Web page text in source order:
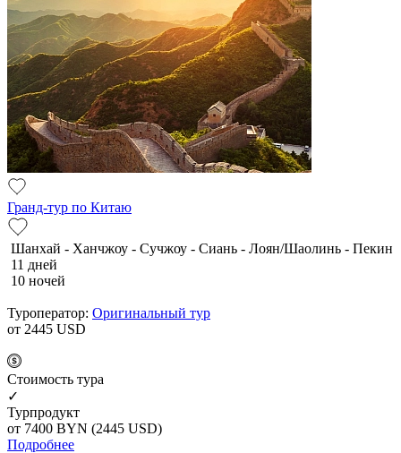
Гранд-тур по Китаю
Шанхай - Ханчжоу - Сучжоу - Сиань - Лоян/Шаолинь - Пекин
11 дней
10 ночей
Туроператор: Оригинальный тур
от 2445 USD
Cтоимость тура
✓
Турпродукт
от 7400 BYN (2445 USD)
Подробнее